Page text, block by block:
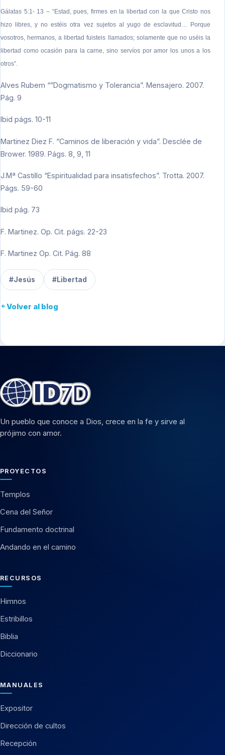
Gálatas 5:1- 13 – “Estad, pues, firmes en la libertad con la que Cristo nos
hizo libres, y no estéis otra vez sujetos al yugo de esclavitud… Porque
vosotros, hermanos, a libertad fuisteis llamados; solamente que no uséis la
libertad como ocasión para la carne, sino servíos por amor los unos a los
otros”.
Alves Rubem “”Dogmatismo y Tolerancia”. Mensajero. 2007.
Pág. 9
Ibid págs. 10-11
Martinez Diez F. “Caminos de liberación y vida”. Desclée de
Brower. 1989. Págs. 8, 9, 11
J.Mª Castillo “Espiritualidad para insatisfechos”. Trotta. 2007.
Págs. 59-60
Ibid pág. 73
F. Martinez. Op. Cit. págs. 22-23
F. Martinez Op. Cit. Pág. 88
#Jesús #Libertad
Volver al blog
Un pueblo que conoce a Dios, crece en la fe y sirve al
prójimo con amor.
PROYECTOS
Templos
Cena del Señor
Fundamento doctrinal
Andando en el camino
RECURSOS
Himnos
Estribillos
Biblia
Diccionario
MANUALES
Expositor
Dirección de cultos
Recepción